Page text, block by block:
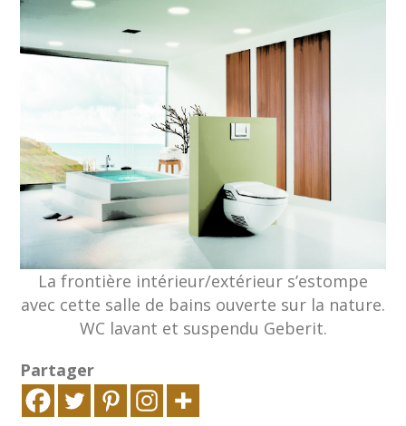
La frontière intérieur/extérieur s’estompe
avec cette salle de bains ouverte sur la nature.
WC lavant et suspendu Geberit.
Partager